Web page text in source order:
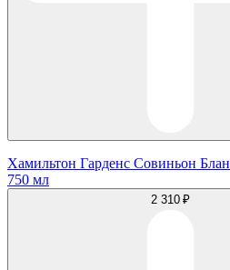
Хамильтон Гарденс Совиньон Блан
750 мл
2 310 ₽